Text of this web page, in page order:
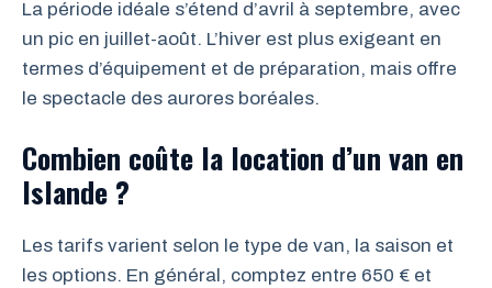
La période idéale s’étend d’avril à septembre, avec
un pic en juillet-août. L’hiver est plus exigeant en
termes d’équipement et de préparation, mais offre
le spectacle des aurores boréales.
Combien coûte la location d’un van en
Islande ?
Les tarifs varient selon le type de van, la saison et
les options. En général, comptez entre 650 € et